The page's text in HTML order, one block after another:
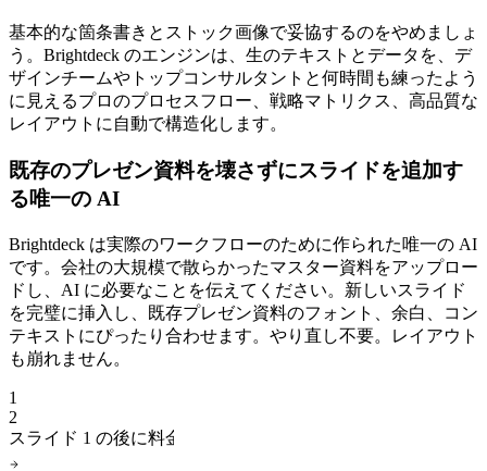
基本的な箇条書きとストック画像で妥協するのをやめましょ
う。Brightdeck のエンジンは、生のテキストとデータを、デ
ザインチームやトップコンサルタントと何時間も練ったよう
に見えるプロのプロセスフロー、戦略マトリクス、高品質な
レイアウトに自動で構造化します。
既存のプレゼン資料を壊さずにスライドを追加す
る唯一の AI
Brightdeck は実際のワークフローのために作られた唯一の AI
です。会社の大規模で散らかったマスター資料をアップロー
ドし、AI に必要なことを伝えてください。新しいスライド
を完璧に挿入し、既存プレゼン資料のフォント、余白、コン
テキストにぴったり合わせます。やり直し不要。レイアウト
も崩れません。
1
+
2